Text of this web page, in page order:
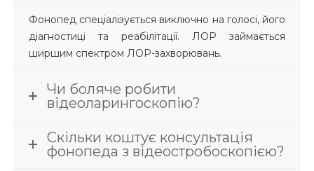
Фонопед спеціалізується виключно на голосі, його
діагностиці та реабілітації. ЛОР займається
ширшим спектром ЛОР-захворювань.
Чи боляче робити
відеоларингоскопію?
Скільки коштує консультація
фонопеда з відеостробоскопією?